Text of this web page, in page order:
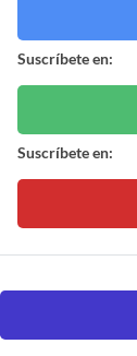
Suscríbete en:
Suscríbete en: